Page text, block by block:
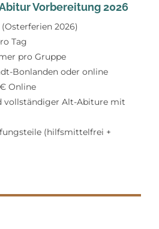
Vorbereitung 2026
2026)
Tag
pro Gruppe
Bonlanden oder online
Online
vollständiger Alt-Abiture mit
(hilfsmittelfrei +